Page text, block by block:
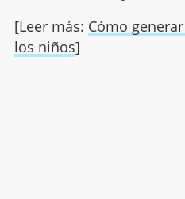
[Leer más: Cómo
los niños]